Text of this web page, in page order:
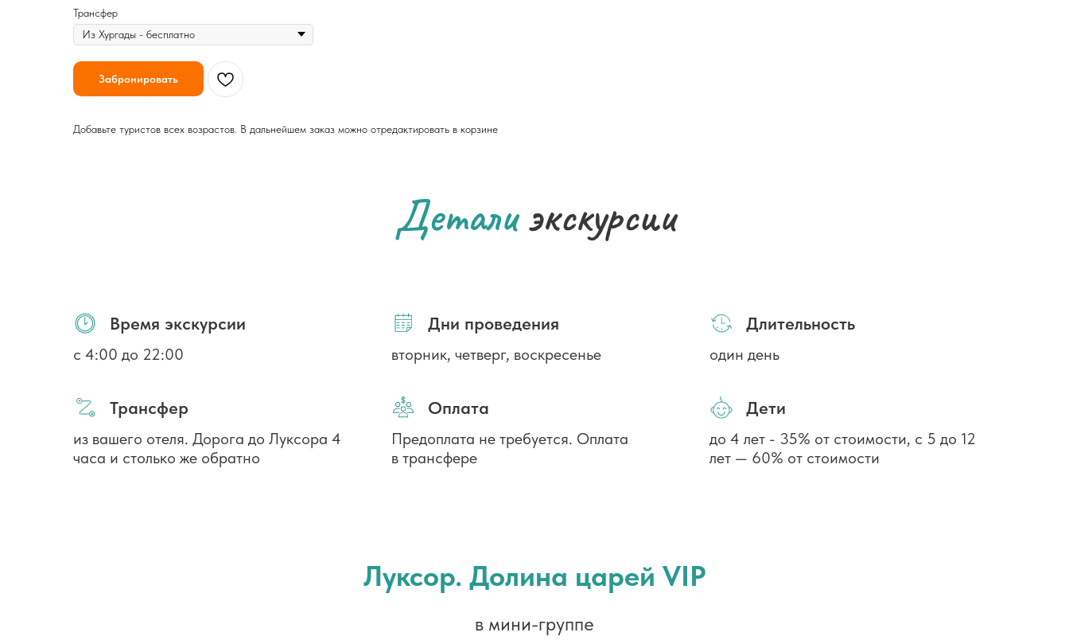
Трансфер
Забронировать
Добавьте туристов всех возрастов. В дальнейшем заказ можно отредактировать в корзине
Деталиэкскурсии
Время экскурсии
с 4:00 до 22:00
Дни проведения
вторник, четверг, воскресенье
Длительность
один день
Трансфер
из вашего отеля. Дорога до Луксора 4
часа и столько же обратно
Оплата
Предоплата не требуется. Оплата
в трансфере
Дети
до 4 лет - 35% от стоимости, с 5 до 12
лет — 60% от стоимости
Луксор. Долина царей VIP
в мини-группе